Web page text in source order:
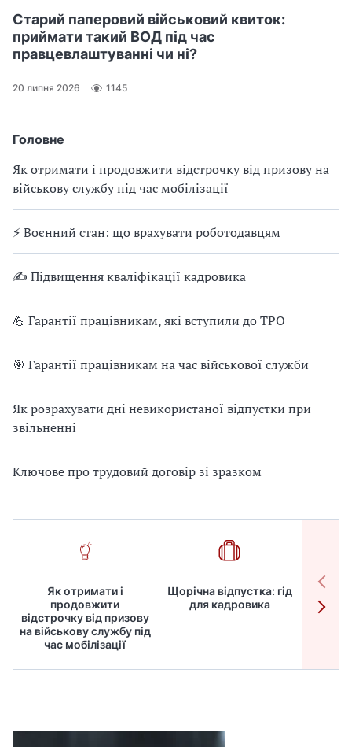
Головне
Як отримати і продовжити відстрочку від призову на
військову службу під час мобілізації
⚡ Воєнний стан: що врахувати роботодавцям
✍ Підвищення кваліфікації кадровика
💪 Гарантії працівникам, які вступили до ТРО
🎯 Гарантії працівникам на час військової служби
Як розрахувати дні невикористаної відпустки при
звільненні
Ключове про трудовий договір зі зразком
Як отримати і
продовжити
відстрочку від призову
на військову службу під
час мобілізації
Щорічна відпустка: гід
для кадровика
Старий паперовий військовий квиток:
приймати такий ВОД під час
правцевлаштуванні чи ні?
20 липня 2026 1145